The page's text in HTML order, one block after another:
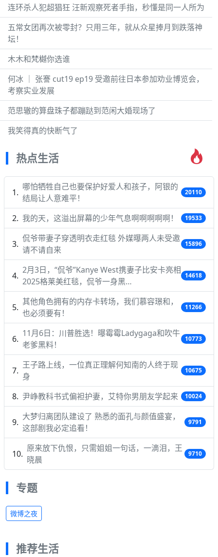
连环杀人犯超猖狂 汪新观察死者手指，秒懂是同一人所为
五常女团再次被零封？只用三年，就从众星捧月到跌落神
坛！
木木和梵樾你选谁
何冰 ｜ 张謇 cut19 ep19 受邀前往日本参加劝业博览会，
考察实业发展
范思辙的算盘珠子都蹦跶到范闲大婚现场了
我笑得真的快断气了
热点生活
哪怕牺牲自己也要保护好爱人和孩子，阿银的
结局让人意难平！
20110
我的天，这溢出屏幕的少年气息啊啊啊啊啊！ 19533
侃爷带妻子穿透明衣走红毯 外媒曝两人未受邀
请不请自来
15896
2月3日，“侃爷”Kanye West携妻子比安卡亮相
2025格莱美红毯，侃爷一身黑…
14618
其他角色拥有的内存卡转场，我们慕容璟和，
也必须要有！
11266
11月6日：川普胜选！曝霉霉Ladygaga和吹牛
老爹黑料！
10773
王子路上线，一位真正理解何知南的人终于现
身
10675
尹峥教科书式偏袒护妻，艾特你男朋友学起来 10024
大梦归离团队建设了 熟悉的面孔与颜值盛宴，
这部剧我必定追看！
9791
原来放下仇恨，只需姐姐一句话，一滴泪，王
晓晨
9710
专题
微博之夜
推荐生活